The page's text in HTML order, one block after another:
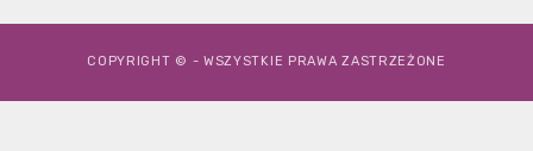
COPYRIGHT © - WSZYSTKIE PRAWA ZASTRZEŻONE